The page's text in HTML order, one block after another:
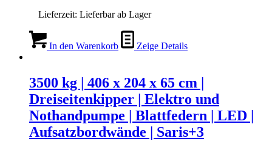
Lieferzeit: Lieferbar ab Lager
In den Warenkorb Zeige Details
3500 kg | 406 x 204 x 65 cm |
Dreiseitenkipper | Elektro und
Nothandpumpe | Blattfedern | LED |
Aufsatzbordwände | Saris+3